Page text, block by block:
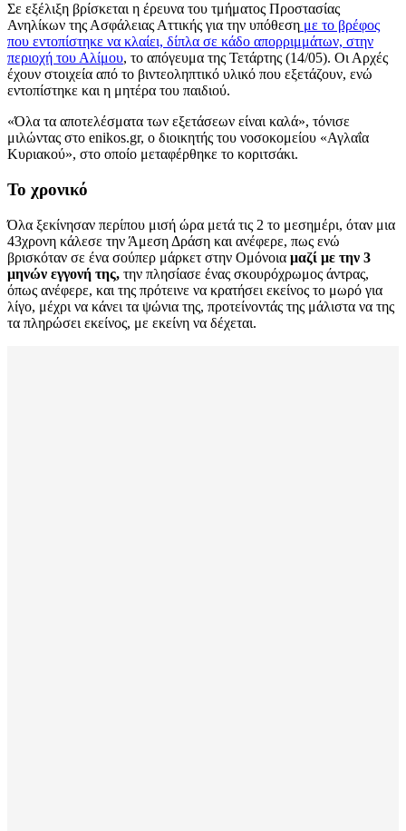
Σε εξέλιξη βρίσκεται η έρευνα του τμήματος Προστασίας
Ανηλίκων της Ασφάλειας Αττικής για την υπόθεση με το βρέφος
που εντοπίστηκε να κλαίει, δίπλα σε κάδο απορριμμάτων, στην
περιοχή του Αλίμου, το απόγευμα της Τετάρτης (14/05). Οι Αρχές
έχουν στοιχεία από το βιντεοληπτικό υλικό που εξετάζουν, ενώ
εντοπίστηκε και η μητέρα του παιδιού.
«Όλα τα αποτελέσματα των εξετάσεων είναι καλά», τόνισε
μιλώντας στο enikos.gr, o διοικητής του νοσοκομείου «Αγλαΐα
Κυριακού», στο οποίο μεταφέρθηκε το κοριτσάκι.
Το χρονικό
Όλα ξεκίνησαν περίπου μισή ώρα μετά τις 2 το μεσημέρι, όταν μια
43χρονη κάλεσε την Άμεση Δράση και ανέφερε, πως ενώ
βρισκόταν σε ένα σούπερ μάρκετ στην Ομόνοια μαζί με την 3
μηνών εγγονή της, την πλησίασε ένας σκουρόχρωμος άντρας,
όπως ανέφερε, και της πρότεινε να κρατήσει εκείνος το μωρό για
λίγο, μέχρι να κάνει τα ψώνια της, προτείνοντάς της μάλιστα να της
τα πληρώσει εκείνος, με εκείνη να δέχεται.